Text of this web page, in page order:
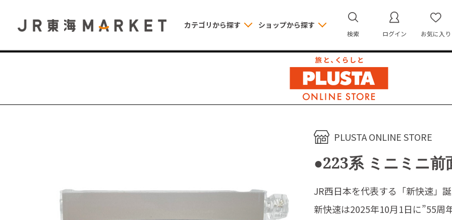
カテゴリから探す ショップから探す
検索 ログイン お気に入り
PLUSTA ONLINE STORE
●223系 ミニミニ前
JR西日本を代表する「新快速」
新快速は2025年10月1日に”55周